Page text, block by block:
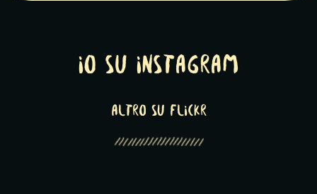
Io su Instagram
altro su Flickr